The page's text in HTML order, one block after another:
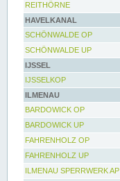
REITHÖRNE
HAVELKANAL
SCHÖNWALDE OP
SCHÖNWALDE UP
IJSSEL
IJSSELKOP
ILMENAU
BARDOWICK OP
BARDOWICK UP
FAHRENHOLZ OP
FAHRENHOLZ UP
ILMENAU SPERRWERK AP